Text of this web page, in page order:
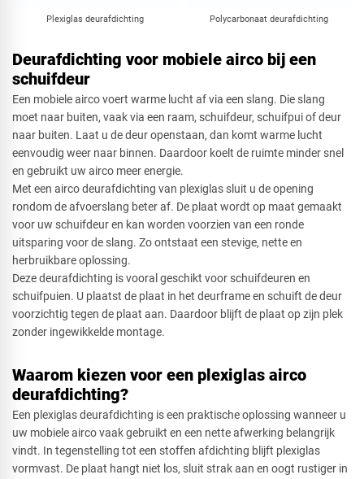
Plexiglas deurafdichting Polycarbonaat deurafdichting
Deurafdichting voor mobiele airco bij een
schuifdeur
Een mobiele airco voert warme lucht af via een slang. Die slang
moet naar buiten, vaak via een raam, schuifdeur, schuifpui of deur
naar buiten. Laat u de deur openstaan, dan komt warme lucht
eenvoudig weer naar binnen. Daardoor koelt de ruimte minder snel
en gebruikt uw airco meer energie.
Met een airco deurafdichting van plexiglas sluit u de opening
rondom de afvoerslang beter af. De plaat wordt op maat gemaakt
voor uw schuifdeur en kan worden voorzien van een ronde
uitsparing voor de slang. Zo ontstaat een stevige, nette en
herbruikbare oplossing.
Deze deurafdichting is vooral geschikt voor schuifdeuren en
schuifpuien. U plaatst de plaat in het deurframe en schuift de deur
voorzichtig tegen de plaat aan. Daardoor blijft de plaat op zijn plek
zonder ingewikkelde montage.
Waarom kiezen voor een plexiglas airco
deurafdichting?
Een plexiglas deurafdichting is een praktische oplossing wanneer u
uw mobiele airco vaak gebruikt en een nette afwerking belangrijk
vindt. In tegenstelling tot een stoffen afdichting blijft plexiglas
vormvast. De plaat hangt niet los, sluit strak aan en oogt rustiger in